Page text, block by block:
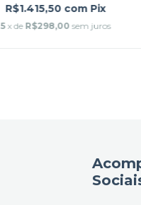
R$1.415,50 com Pix
5 x de R$298,00 sem juros